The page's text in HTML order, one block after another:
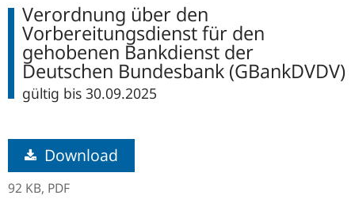
Verordnung über den
Vorbereitungsdienst für den
gehobenen Bankdienst der
Deutschen Bundesbank (GBankDVDV)
gültig bis 30.09.2025
Download
92 KB, PDF